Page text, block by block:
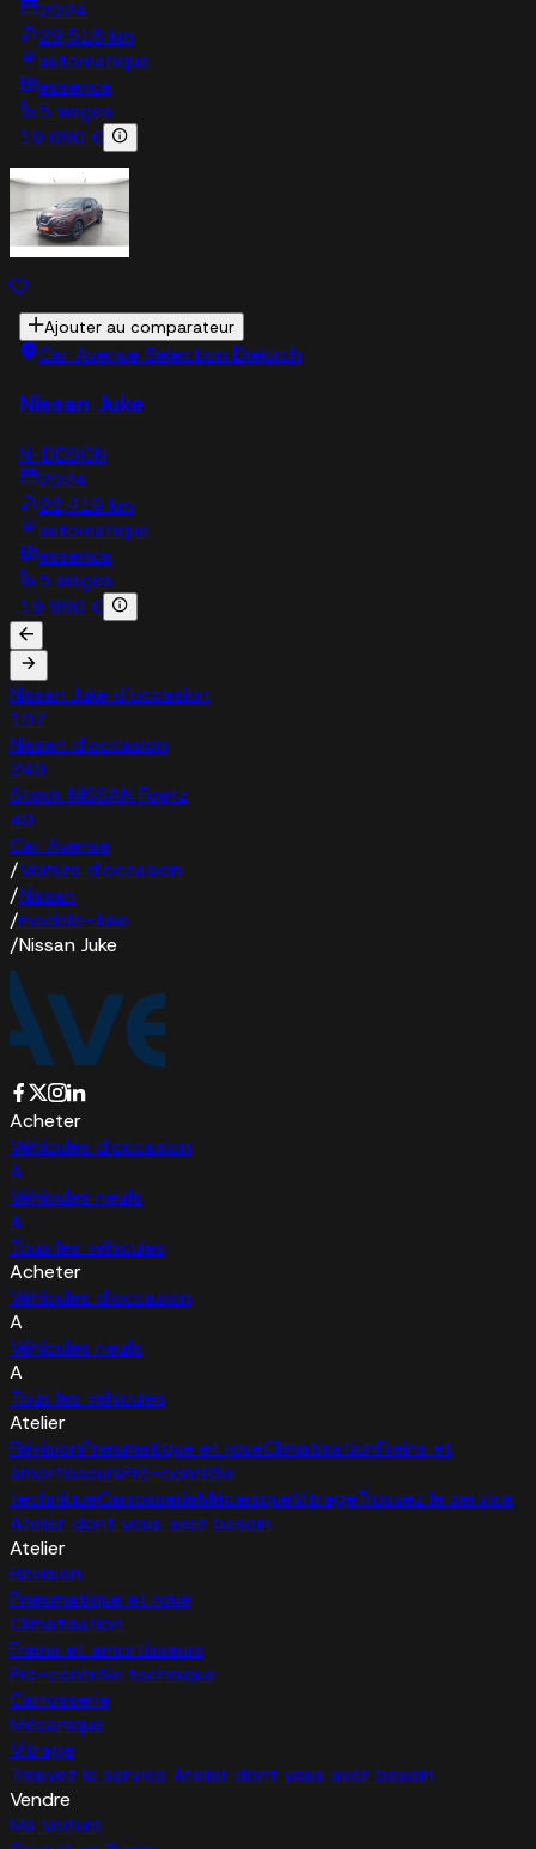
2024
29,518 km
automatique
essence
5 sieges
19 090 €
Ajouter au comparateur
Car Avenue Selection Diekirch
Nissan Juke
N-DESIGN
2024
22,419 km
automatique
essence
5 sieges
19 990 €
Nissan Juke d'occasion
107
Nissan d'occasion
249
Stock NISSAN Foetz
49
Car Avenue
/Voiture d'occasion
/Nissan
/modele-Juke
/Nissan Juke
Acheter
Véhicules d'occasion
A
Véhicules neufs
A
Tous les véhicules
Acheter
Véhicules d'occasion
A
Véhicules neufs
A
Tous les véhicules
Atelier
RévisionPneumatique et roueClimatisationFreins et
amortisseursPré-contrôle
techniqueCarrosserieMécaniqueVitrageTrouvez le service
Atelier dont vous avez besoin
Atelier
Révision
Pneumatique et roue
Climatisation
Freins et amortisseurs
Pré-contrôle technique
Carrosserie
Mécanique
Vitrage
Trouvez le service Atelier dont vous avez besoin
Vendre
Ma voiture